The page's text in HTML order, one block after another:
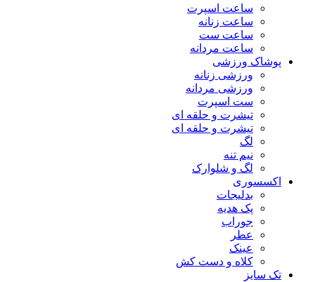
ساعت اسپرت
ساعت زنانه
ساعت ست
ساعت مردانه
پوشاک ورزشی
ورزشی زنانه
ورزشی مردانه
ست اسپرت
تیشرت و حلقه ای
تیشرت و حلقه ای
لگ
نیم تنه
لگ و شلوارک
اکسسوری
بدلیجات
پک هدیه
جوراب
عطر
عینک
کلاه و دست کش
تک سایز